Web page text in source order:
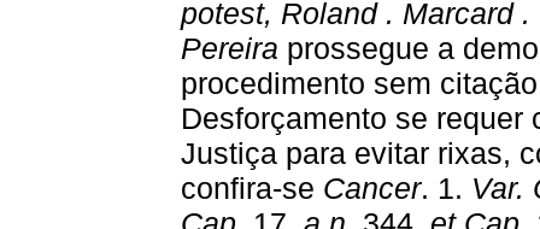
potest, Roland . Marcard
Pereira prossegue a
procedimento sem
Desforçamento se
Justiça para evitar rixas,
confira-se Cancer. 1. Var.